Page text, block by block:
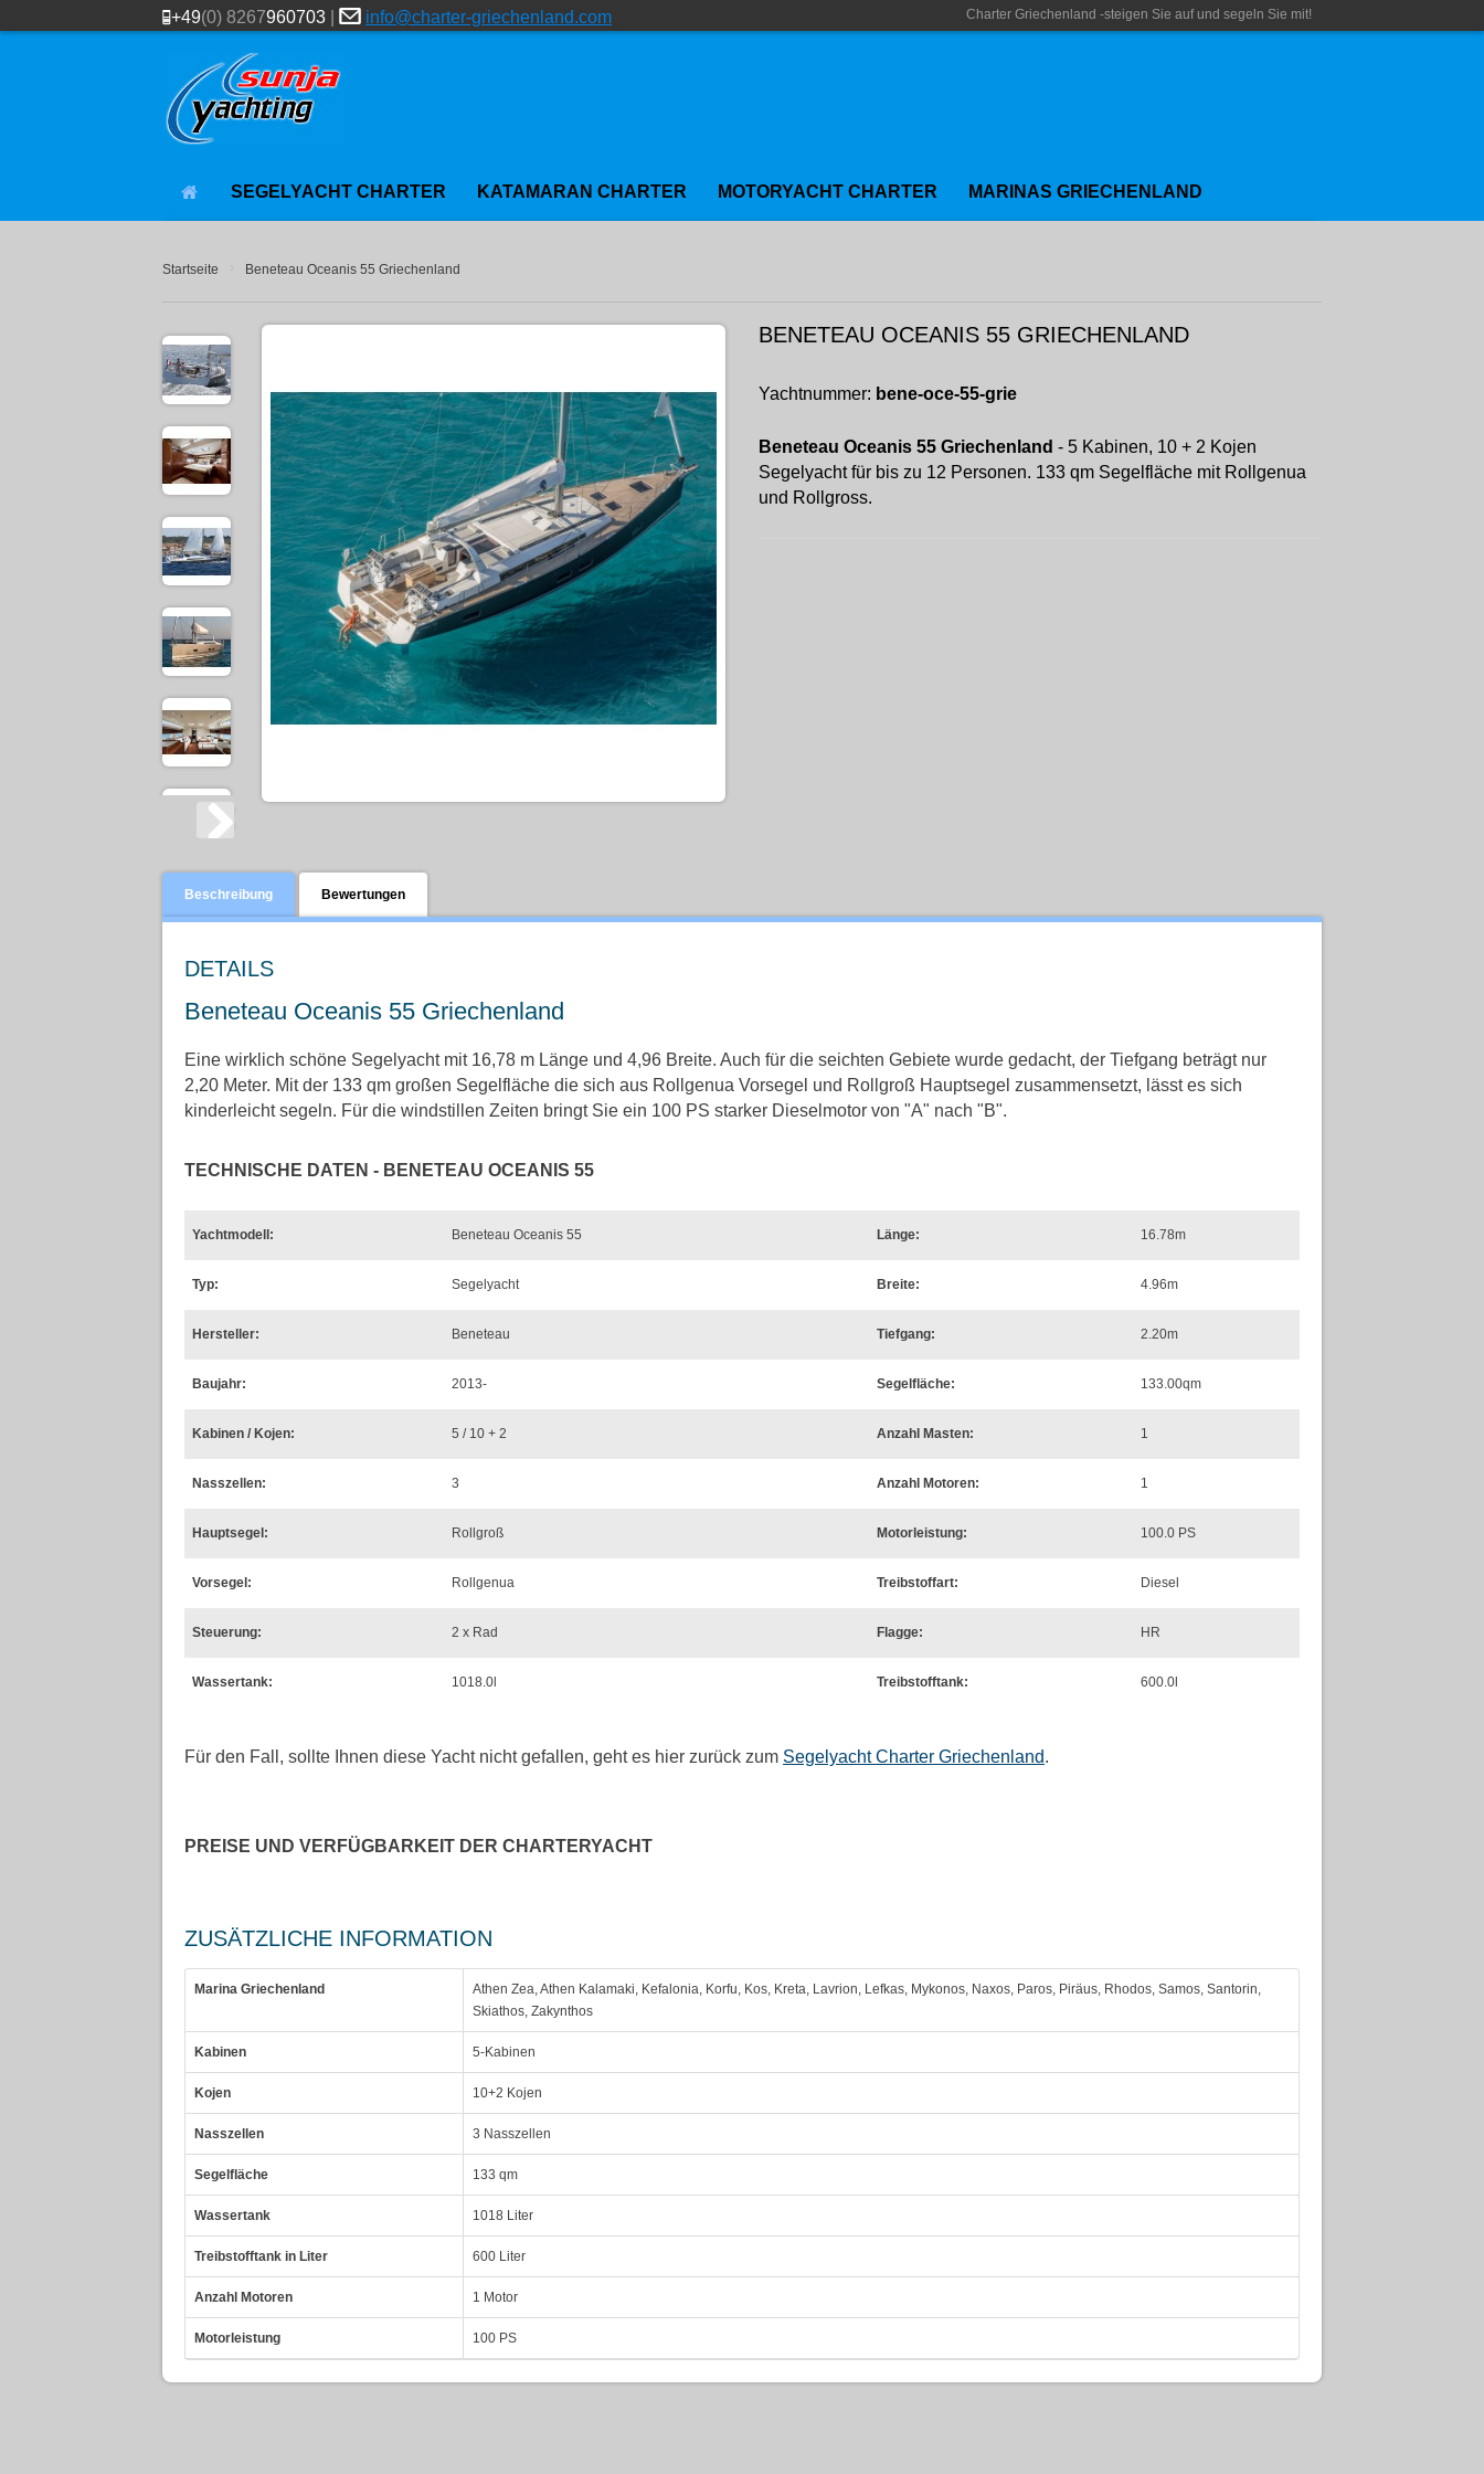
+49(0) 8267960703 info@charter-griechenland.com Charter Griechenland -steigen Sie auf und segeln Sie mit!
SEGELYACHT CHARTER KATAMARAN CHARTER MOTORYACHT CHARTER MARINAS GRIECHENLAND
Startseite Beneteau Oceanis 55 Griechenland
BENETEAU OCEANIS 55 GRIECHENLAND
Yachtnummer: bene-oce-55-grie
Beneteau Oceanis 55 Griechenland - 5 Kabinen, 10 + 2 Kojen
Segelyacht für bis zu 12 Personen. 133 qm Segelfläche mit Rollgenua
und Rollgross.
Beschreibung Bewertungen
DETAILS
Beneteau Oceanis 55 Griechenland
Eine wirklich schöne Segelyacht mit 16,78 m Länge und 4,96 Breite. Auch für die seichten Gebiete wurde gedacht, der Tiefgang beträgt nur
2,20 Meter. Mit der 133 qm großen Segelfläche die sich aus Rollgenua Vorsegel und Rollgroß Hauptsegel zusammensetzt, lässt es sich
kinderleicht segeln. Für die windstillen Zeiten bringt Sie ein 100 PS starker Dieselmotor von "A" nach "B".
TECHNISCHE DATEN - BENETEAU OCEANIS 55
Yachtmodell: Beneteau Oceanis 55 Länge: 16.78m
Typ: Segelyacht Breite: 4.96m
Hersteller: Beneteau Tiefgang: 2.20m
Baujahr: 2013- Segelfläche: 133.00qm
Kabinen / Kojen: 5 / 10 + 2 Anzahl Masten: 1
Nasszellen: 3 Anzahl Motoren: 1
Hauptsegel: Rollgroß Motorleistung: 100.0 PS
Vorsegel: Rollgenua Treibstoffart: Diesel
Steuerung: 2 x Rad Flagge: HR
Wassertank: 1018.0l Treibstofftank: 600.0l
Für den Fall, sollte Ihnen diese Yacht nicht gefallen, geht es hier zurück zum Segelyacht Charter Griechenland.
PREISE UND VERFÜGBARKEIT DER CHARTERYACHT
ZUSÄTZLICHE INFORMATION
Marina Griechenland
Athen Zea, Athen Kalamaki, Kefalonia, Korfu, Kos, Kreta, Lavrion, Lefkas, Mykonos, Naxos, Paros, Piräus, Rhodos, Samos, Santorin,
Skiathos, Zakynthos
Kabinen 5-Kabinen
Kojen 10+2 Kojen
Nasszellen 3 Nasszellen
Segelfläche 133 qm
Wassertank 1018 Liter
Treibstofftank in Liter 600 Liter
Anzahl Motoren 1 Motor
Motorleistung 100 PS